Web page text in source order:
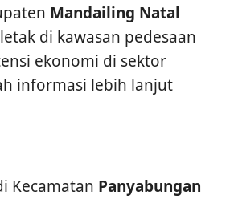
Mandailing Natal
di kawasan pedesaan
ekonomi di sektor
informasi lebih lanjut
Kecamatan Panyabungan